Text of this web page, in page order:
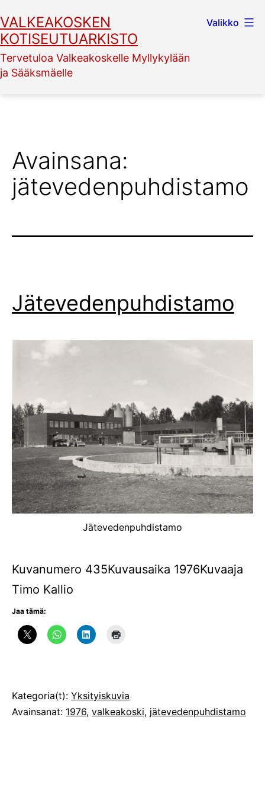
sisältöön
VALKEAKOSKEN
KOTISEUTUARKISTO
Tervetuloa Valkeakoskelle Myllykylään
ja Sääksmäelle
Valikko
Avainsana:
jätevedenpuhdistamo
Jätevedenpuhdistamo
Jätevedenpuhdistamo
Kuvanumero 435Kuvausaika 1976Kuvaaja
Timo Kallio
Jaa tämä:
Julkaistu
Kategoria(t): Yksityiskuvia
Avainsanat: 1976, valkeakoski, jätevedenpuhdistamo